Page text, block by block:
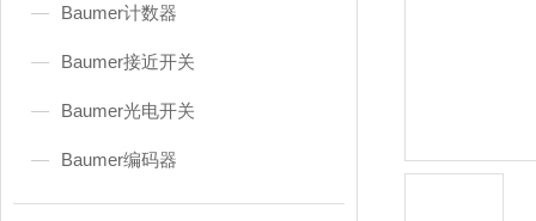
Baumer计数器
Baumer接近开关
Baumer光电开关
Baumer编码器